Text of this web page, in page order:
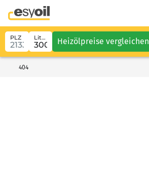
PLZ Liter Heizölpreise vergleichen
404